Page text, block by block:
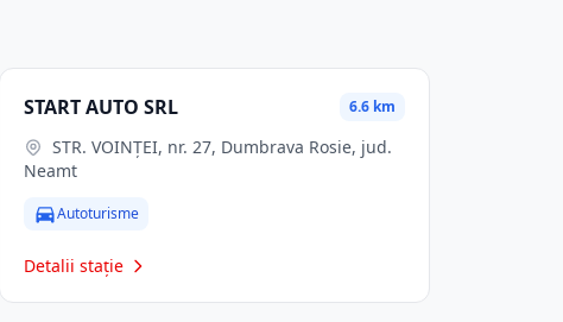
START AUTO SRL 6.6 km
STR. VOINŢEI, nr. 27, Dumbrava Rosie, jud.
Neamt
Autoturisme
Detalii stație